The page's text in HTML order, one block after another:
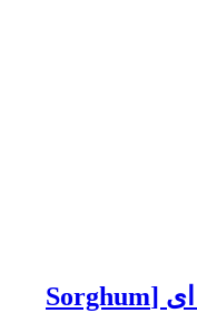
اثرات مقادیر مختلف نیتروژن در گیاه مادری و اندازه بذر بر حفظ قدرت جوانه زنی و رشد گیاهچه سه رقم سورگوم دانه ای ‍‌‌‍[Sorghum